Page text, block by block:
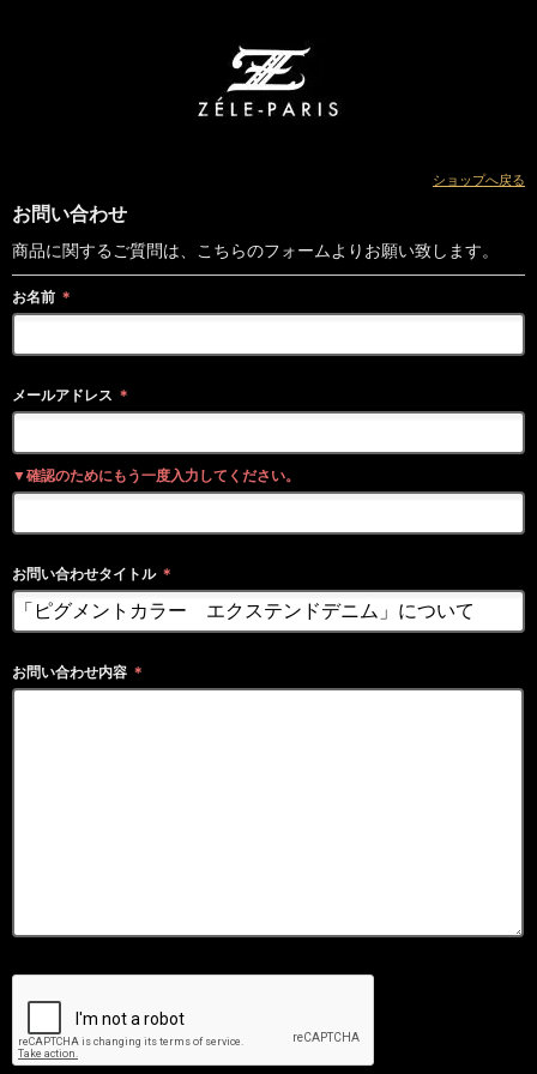
ショップへ戻る
お問い合わせ
商品に関するご質問は、こちらのフォームよりお願い致します。
お名前 ＊
メールアドレス ＊
▼確認のためにもう一度入力してください。
お問い合わせタイトル ＊
お問い合わせ内容 ＊